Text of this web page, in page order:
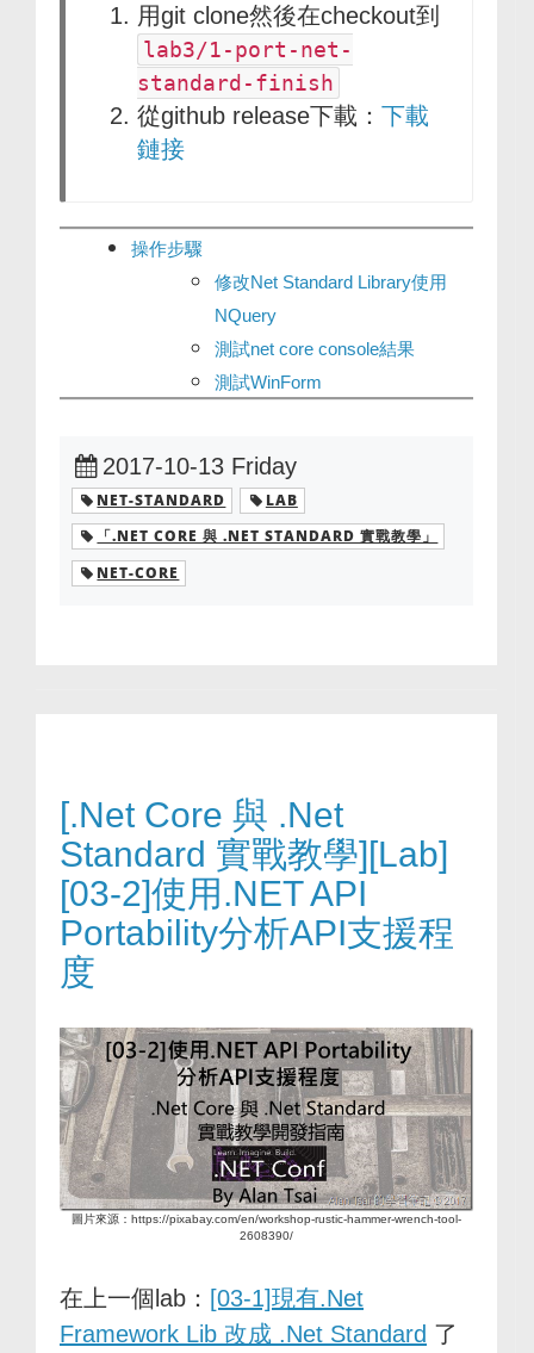
用git clone然後在checkout到
lab3/1-port-net-
standard-finish
從github release下載： 下載
鏈接
操作步驟
修改Net Standard Library使用
NQuery
測試net core console結果
測試WinForm
2017-10-13 Friday
NET-STANDARD
LAB
「.NET CORE 與 .NET STANDARD 實戰教學」
NET-CORE
[.Net Core 與 .Net
Standard 實戰教學][Lab]
[03-2]使用.NET API
Portability分析API支援程
度
圖片來源：https://pixabay.com/en/workshop-rustic-hammer-wrench-tool-
2608390/
在上一個lab： [03-1]現有.Net
Framework Lib 改成 .Net Standard 了